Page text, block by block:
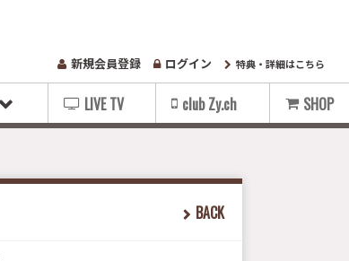
新規会員登録 ログイン 特典・詳細はこちら
LIVE TV club Zy.ch SHOP
BACK